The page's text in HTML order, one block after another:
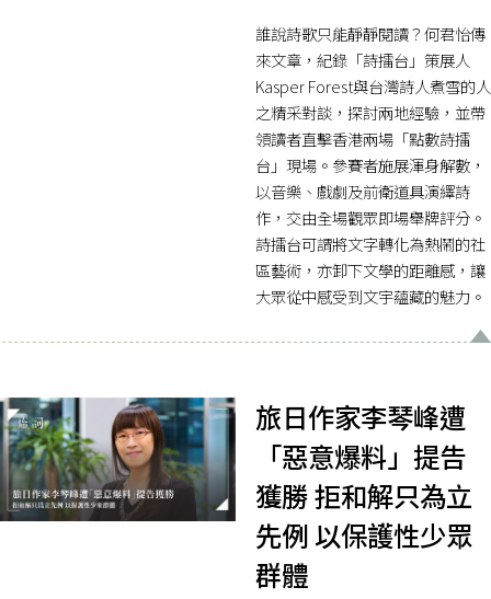
誰說詩歌只能靜靜閱讀？何君怡傳
來文章，紀錄「詩擂台」策展人
Kasper Forest與台灣詩人煮雪的人
之精采對談，探討兩地經驗，並帶
領讀者直擊香港兩場「點數詩擂
台」現場。參賽者施展渾身解數，
以音樂、戲劇及前衛道具演繹詩
作，交由全場觀眾即場舉牌評分。
詩擂台可謂將文字轉化為熱鬧的社
區藝術，亦卸下文學的距離感，讓
大眾從中感受到文宇蘊藏的魅力。
旅日作家李琴峰遭
「惡意爆料」提告
獲勝 拒和解只為立
先例 以保護性少眾
群體